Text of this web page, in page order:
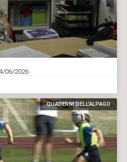
06/2026
QUADERNI DELL'ALPAGO